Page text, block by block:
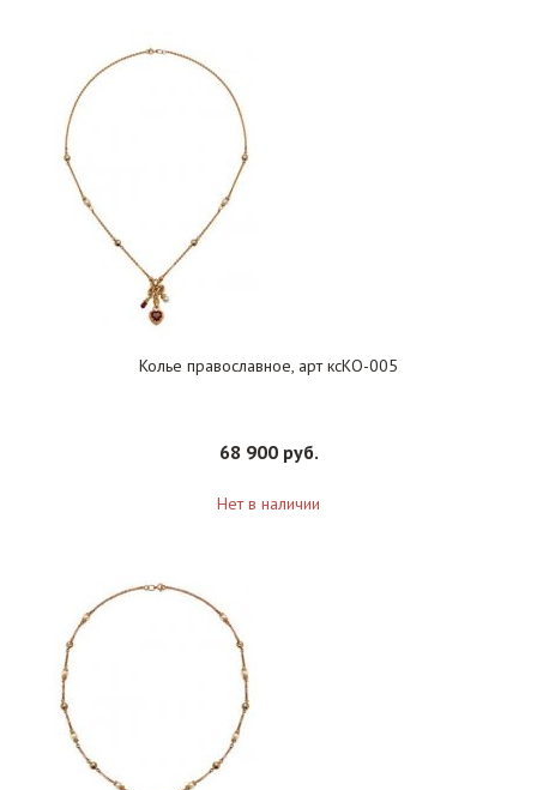
Колье православное, арт ксКО-005
68 900 руб.
Нет в наличии